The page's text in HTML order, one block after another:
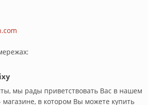
мы рады приветствовать Вас в нашем
в котором Вы можете купить